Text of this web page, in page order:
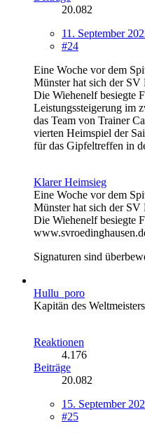
20.082
11. September
#24
Eine Woche vor dem
Münster hat sich der SV
Die Wiehenelf besiegte
Leistungssteigerung im
das Team von Trainer
vierten Heimspiel der
für das Gipfeltreffen in
Klarer Heimsieg
Eine Woche vor dem
Münster hat sich der SV
Die Wiehenelf besiegte
Signaturen sind
Hullu_poro
Kapitän des Weltmeisters
Reaktionen
4.176
Beiträge
20.082
15. September
#25